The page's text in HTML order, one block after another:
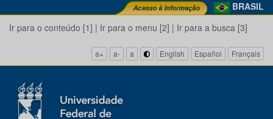
BRASIL
Ir para o conteúdo [1] | Ir para o menu [2] | Ir para a busca [3]
a+ a- a English Español Français